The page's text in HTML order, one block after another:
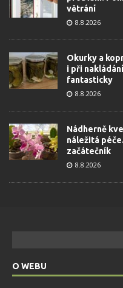
větrání
8.8.2026
Okurky a
i při
fantasticky
8.8.2026
Nádherně
náležitá
začátečník
8.8.2026
O WEBU